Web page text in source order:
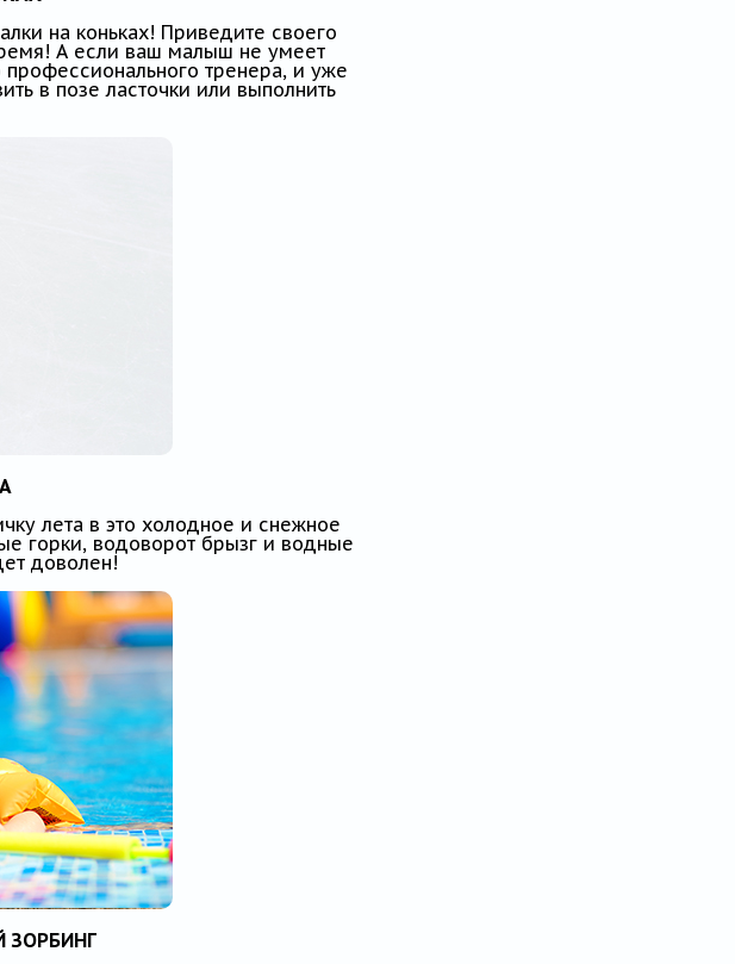
на коньках! Приведите своего
А если ваш малыш не умеет
тренера, и уже
в позе ласточки или выполнить
лета в это холодное и снежное
горки, водоворот брызг и водные
доволен!
ЗОРБИНГ